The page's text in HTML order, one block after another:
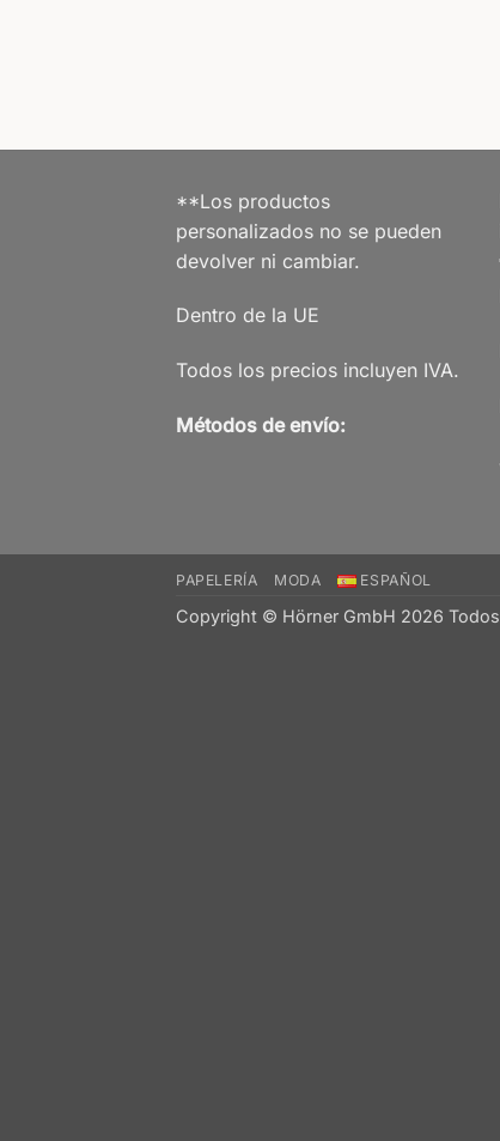
**Los productos
personalizados no se pueden
devolver ni cambiar.
Dentro de la UE
Todos los precios incluyen IVA.
Métodos de envío:
PAPELERÍA MODA ESPAÑOL
Copyright © Hörner GmbH 2026